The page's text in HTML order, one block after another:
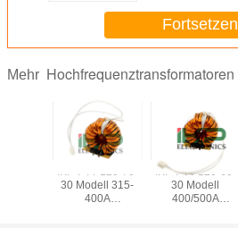
Fortsetzen
Mehr Hochfrequenztransformatoren
30 Modell 315-
400A
IKP-PTT-120-60-
30 Modell
400/500A